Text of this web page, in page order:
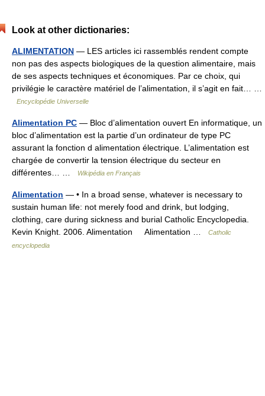
Look at other dictionaries:
ALIMENTATION — LES articles ici rassemblés rendent compte
non pas des aspects biologiques de la question alimentaire, mais
de ses aspects techniques et économiques. Par ce choix, qui
privilégie le caractère matériel de l’alimentation, il s’agit en fait… …
Encyclopédie Universelle
Alimentation PC — Bloc d’alimentation ouvert En informatique, un
bloc d’alimentation est la partie d’un ordinateur de type PC
assurant la fonction d alimentation électrique. L’alimentation est
chargée de convertir la tension électrique du secteur en
différentes… …
Wikipédia en Français
Alimentation — • In a broad sense, whatever is necessary to
sustain human life: not merely food and drink, but lodging,
clothing, care during sickness and burial Catholic Encyclopedia.
Kevin Knight. 2006. Alimentation Alimentation …
Catholic
encyclopedia